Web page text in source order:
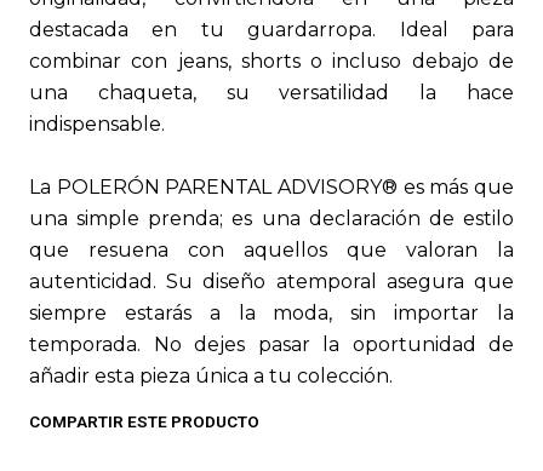
destacada en tu guardarropa. Ideal para
combinar con jeans, shorts o incluso debajo de
una chaqueta, su versatilidad la hace
indispensable.
La POLERÓN PARENTAL ADVISORY® es más que
una simple prenda; es una declaración de estilo
que resuena con aquellos que valoran la
autenticidad. Su diseño atemporal asegura que
siempre estarás a la moda, sin importar la
temporada. No dejes pasar la oportunidad de
añadir esta pieza única a tu colección.
COMPARTIR ESTE PRODUCTO